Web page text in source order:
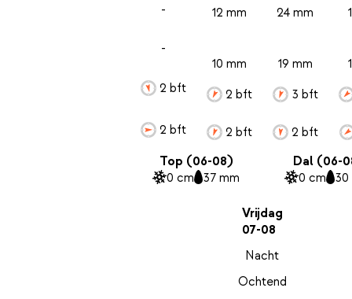
-
-
2 bft
2 bft
12 mm
10 mm
2 bft
2 bft
24 mm
19 mm
3 bft
2 bft
Top (06-08)
0 cm 37 mm
Dal (06-
0 cm 30
Vrijdag
07-08
Nacht
Ochtend